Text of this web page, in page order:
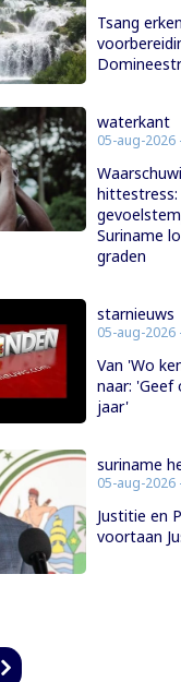
Tsang
waterkant
05-aug-2026
hittestress:
Suriname
graden
starnieuws
05-aug-2026
Van 'Wo
naar: 'Geef
jaar'
suriname
05-aug-2026
Justitie en
voortaan